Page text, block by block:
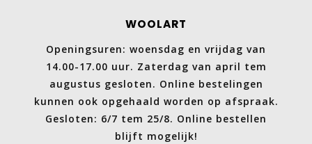
WOOLART
Openingsuren: woensdag en vrijdag van
14.00-17.00 uur. Zaterdag van april tem
augustus gesloten. Online bestelingen
kunnen ook opgehaald worden op afspraak.
Gesloten: 6/7 tem 25/8. Online bestellen
blijft mogelijk!